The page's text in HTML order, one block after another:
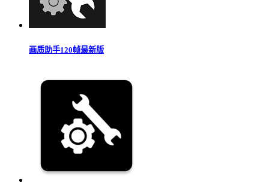
画质助手120帧最新版